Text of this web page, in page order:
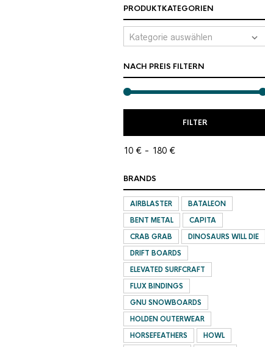
PRODUKTKATEGORIEN
Kategorie auswählen
NACH PREIS FILTERN
FILTER
10 € 180 €
BRANDS
AIRBLASTER
BATALEON
BENT METAL
CAPITA
CRAB GRAB
DINOSAURS WILL DIE
DRIFT BOARDS
ELEVATED SURFCRAFT
FLUX BINDINGS
GNU SNOWBOARDS
HOLDEN OUTERWEAR
HORSEFEATHERS
HOWL